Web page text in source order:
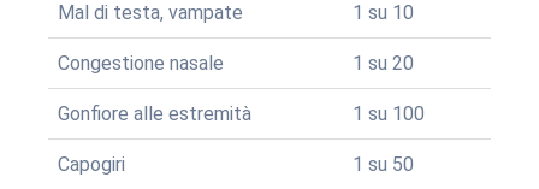
Mal di testa, vampate 1 su 10
Congestione nasale 1 su 20
Gonfiore alle estremità 1 su 100
Capogiri 1 su 50